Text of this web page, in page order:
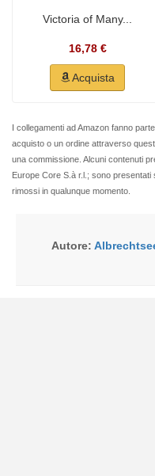
Victoria of Many...
16,78 €
Acquista
I collegamenti ad Amazon fanno
acquisto o un ordine attraverso
una commissione. Alcuni contenuti
Europe Core S.à r.l.; sono
rimossi in qualunque momento.
Autore: